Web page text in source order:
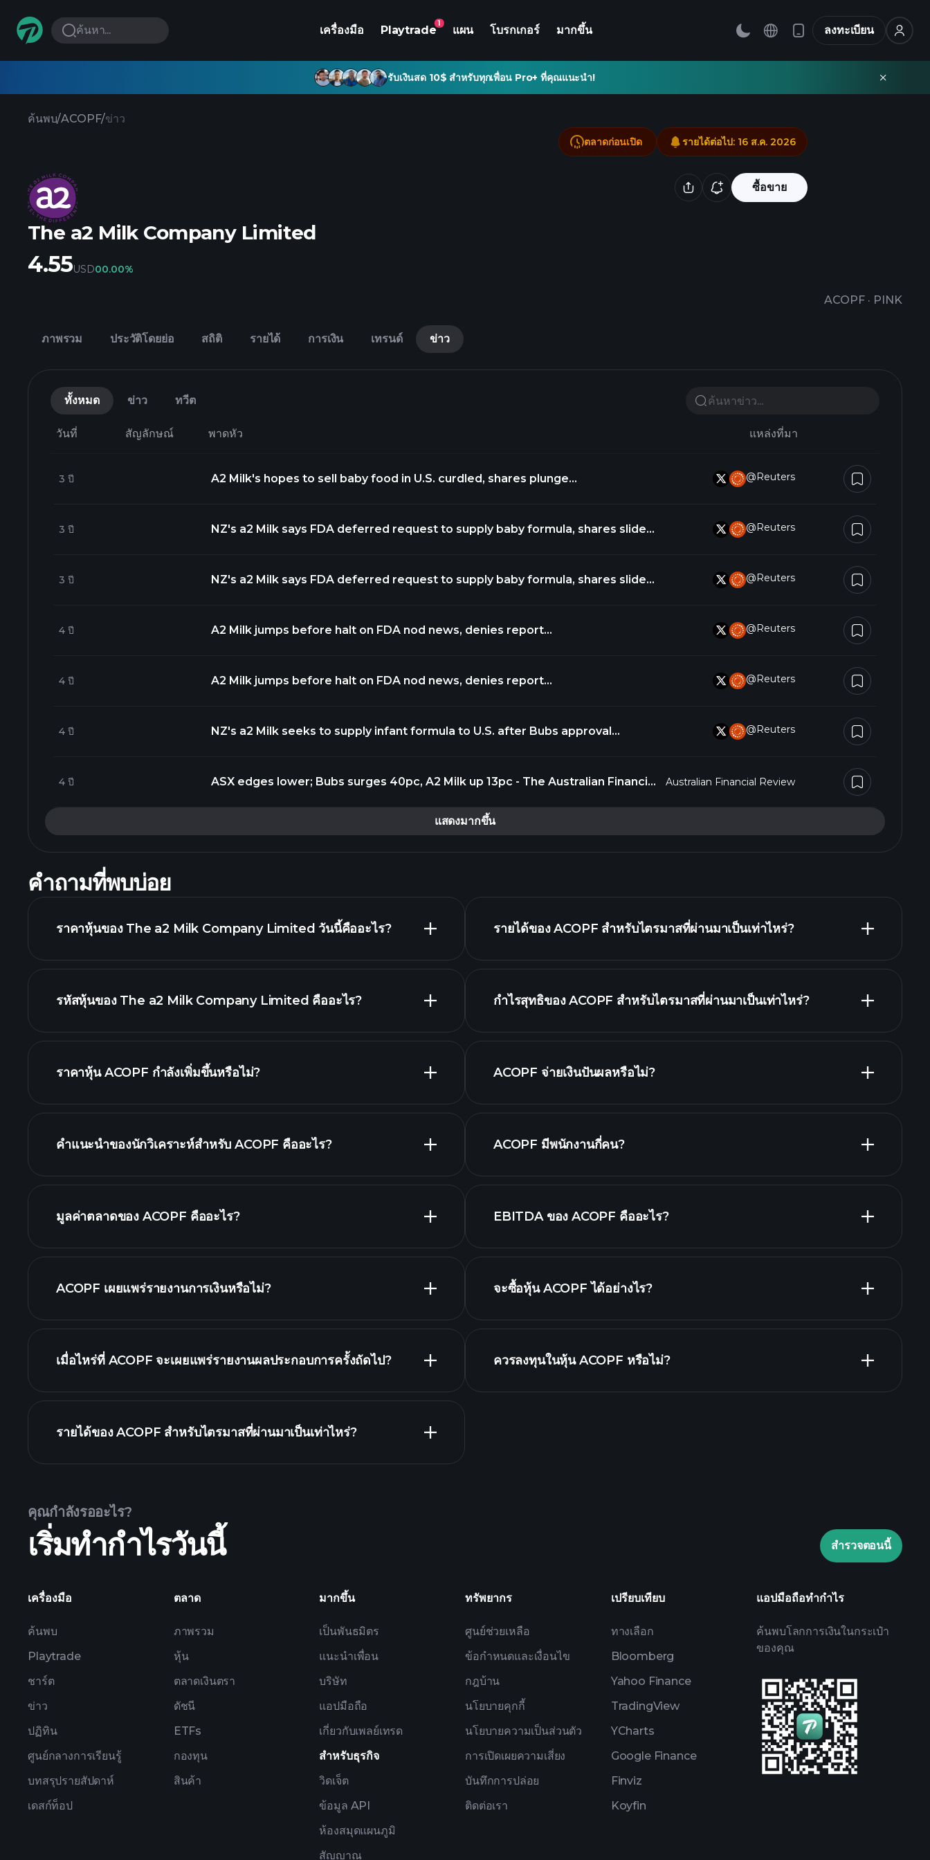
ค้นหา... เครื่องมือ Playtrade
1
แผน โบรกเกอร์ มากขึ้น ลงทะเบียน
รับเงินสด 10$ สำหรับทุกเพื่อน Pro+ ที่คุณแนะนำ!
ค้นพบ/ACOPF/ข่าว
ซื้อขาย
The a2 Milk Company Limited
ACOPF · PINK
ตลาดก่อนเปิด รายได้ต่อไป: 16 ส.ค. 2026
4.55USD00.00%
ภาพรวม ประวัติโดยย่อ สถิติ รายได้ การเงิน เทรนด์ ข่าว
ทั้งหมด ข่าว ทวีต
วันที่ สัญลักษณ์ พาดหัว แหล่งที่มา
3 ปี
A2 Milk's hopes to sell baby food in U.S. curdled, shares plunge
@Reuters
3 ปี
NZ's a2 Milk says FDA deferred request to supply baby formula, shares slide
@Reuters
3 ปี
NZ's a2 Milk says FDA deferred request to supply baby formula, shares slide
@Reuters
4 ปี
A2 Milk jumps before halt on FDA nod news, denies report
@Reuters
4 ปี
A2 Milk jumps before halt on FDA nod news, denies report
@Reuters
4 ปี
NZ's a2 Milk seeks to supply infant formula to U.S. after Bubs approval
@Reuters
4 ปี
ASX edges lower; Bubs surges 40pc, A2 Milk up 13pc - The Australian Financial
Australian Financial Review
แสดงมากขึ้น
คำถามที่พบบ่อย
ราคาหุ้นของ The a2 Milk Company Limited วันนี้คืออะไร?
กราฟขั้นสูง
รหัสหุ้นของ The a2 Milk Company Limited คืออะไร?
ราคาหุ้น ACOPF กำลังเพิ่มขึ้นหรือไม่?
คำแนะนำของนักวิเคราะห์สำหรับ ACOPF คืออะไร?
มูลค่าตลาดของ ACOPF คืออะไร?
รายชื่อหุ้นของเรา
ACOPF เผยแพร่รายงานการเงินหรือไม่?
ACOPF รายงานการเงิน
เมื่อไหร่ที่ ACOPF จะเผยแพร่รายงานผลประกอบการครั้งถัดไป?
ปฏิทินผลประกอบการ
รายได้ของ ACOPF สำหรับไตรมาสที่ผ่านมาเป็นเท่าไหร่?
ผลประกอบการของ ACOPF
รายได้ของ ACOPF สำหรับไตรมาสที่ผ่านมาเป็นเท่าไหร่?
กำไรสุทธิของ ACOPF สำหรับไตรมาสที่ผ่านมาเป็นเท่าไหร่?
ACOPF จ่ายเงินปันผลหรือไม่?
ACOPF มีพนักงานกี่คน?
นายจ้างที่ใหญ่ที่สุด
EBITDA ของ ACOPF คืออะไร?
รายงานทางการเงิน ACOPF
จะซื้อหุ้น ACOPF ได้อย่างไร?
Playtrade Tournaments
ควรลงทุนในหุ้น ACOPF หรือไม่?
ข้อมูลตลาด
คุณกำลังรออะไร?
เริ่มทำกำไรวันนี้ สำรวจตอนนี้
เครื่องมือ
ค้นพบ
Playtrade
ชาร์ต
ข่าว
ปฏิทิน
ศูนย์กลางการเรียนรู้
บทสรุปรายสัปดาห์
เดสก์ท็อป
ตลาด
ภาพรวม
หุ้น
ตลาดเงินตรา
ดัชนี
ETFs
กองทุน
สินค้า
มากขึ้น
เป็นพันธมิตร
แนะนำเพื่อน
บริษัท
แอปมือถือ
เกี่ยวกับเพลย์เทรด
สำหรับธุรกิจ
วิดเจ็ต
ข้อมูล API
ห้องสมุดแผนภูมิ
สัญญาณ
ทรัพยากร
ศูนย์ช่วยเหลือ
ข้อกำหนดและเงื่อนไข
กฎบ้าน
นโยบายคุกกี้
นโยบายความเป็นส่วนตัว
การเปิดเผยความเสี่ยง
บันทึกการปล่อย
ติดต่อเรา
เปรียบเทียบ
ทางเลือก
Bloomberg
Yahoo Finance
TradingView
YCharts
Google Finance
Finviz
Koyfin
แอปมือถือทำกำไร
ค้นพบโลกการเงินในกระเป๋า
ของคุณ